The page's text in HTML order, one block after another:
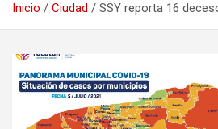
Inicio Ciudad SSY reporta 16